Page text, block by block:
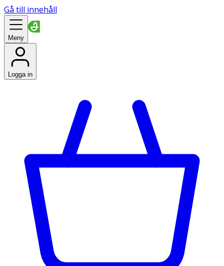
Gå till innehåll
Meny
Logga in